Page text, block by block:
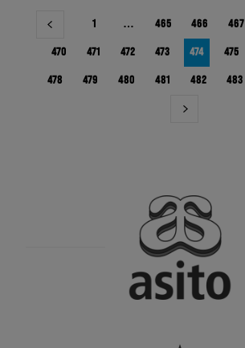
Berichtnavigatie
1 … 465 466 467
470 471 472 473 474 475
478 479 480 481 482 483